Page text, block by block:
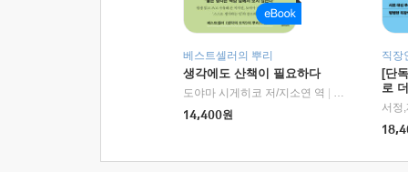
베스트셀러의 뿌리
생각에도 산책이 필요하다
도야마 시게히코 저/지소연 역
알에이치코리
14,400원
직장
[단
로